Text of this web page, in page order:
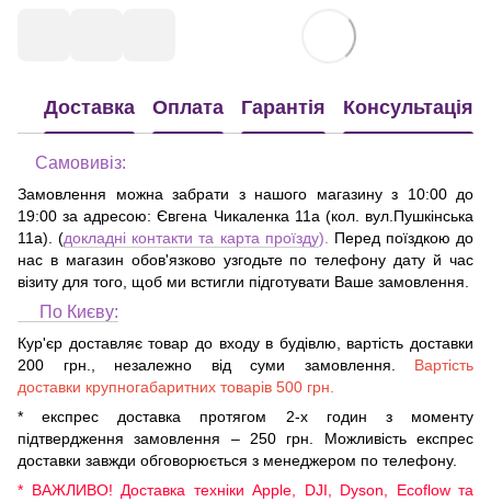
Доставка Оплата Гарантія Консультація
Самовивіз:
Замовлення можна забрати з нашого магазину з 10:00 до
19:00 за адресою:Євгена Чикаленка 11а (кол. вул.Пушкінська
11а) . (докладні контакти та карта проїзду). Перед поїздкою до
нас в магазин обов'язково узгодьте по телефону дату й час
візиту для того, щоб ми встигли підготувати Ваше замовлення.
По Києву:
Кур'єр доставляє товар до входу в будівлю, вартість доставки
200 грн., незалежно від суми замовлення. Вартість
доставки крупногабаритних товарів 500 грн.
* експрес доставка протягом 2-х годин з моменту
підтвердження замовлення – 250 грн. Можливість експрес
доставки завжди обговорюється з менеджером по телефону.
* ВАЖЛИВО! Доставка техніки Apple, DJI, Dyson, Ecoflow та